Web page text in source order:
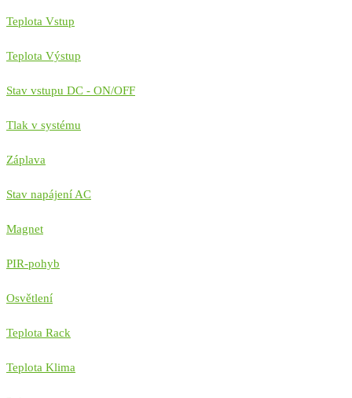
Teplota Vstup
Teplota Výstup
Stav vstupu DC - ON/OFF
Tlak v systému
Záplava
Stav napájení AC
Magnet
PIR-pohyb
Osvětlení
Teplota Rack
Teplota Klima